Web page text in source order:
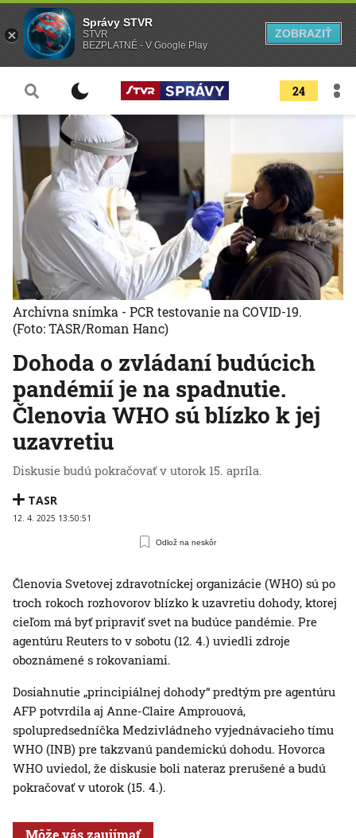
24
Dohoda o zvládaní budúcich
pandémií je na spadnutie.
Členovia WHO sú blízko k jej
uzavretiu
Diskusie budú pokračovať v utorok 15. apríla.
TASR
12. 4. 2025 13:50:51
Odlož na neskôr
Archívna snímka - PCR testovanie na COVID-19.
(Foto: TASR/Roman Hanc)
Členovia Svetovej zdravotníckej organizácie (WHO) sú po
troch rokoch rozhovorov blízko k uzavretiu dohody, ktorej
cieľom má byť pripraviť svet na budúce pandémie. Pre
agentúru Reuters to v sobotu (12. 4.) uviedli zdroje
oboznámené s rokovaniami.
Dosiahnutie „principiálnej dohody“ predtým pre agentúru
AFP potvrdila aj Anne-Claire Amprouová,
spolupredsedníčka Medzivládneho vyjednávacieho tímu
WHO (INB) pre takzvanú pandemickú dohodu. Hovorca
WHO uviedol, že diskusie boli nateraz prerušené a budú
pokračovať v utorok (15. 4.).
Správy STVR
STVR
BEZPLATNÉ - V Google Play
ZOBRAZIŤ